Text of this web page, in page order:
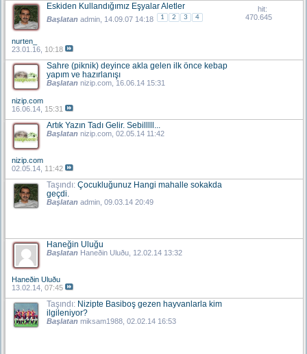
Eskiden Kullandığımız Eşyalar Aletler
Başlatan admin , 14.09.07 14:18 1 2 3 4
hit:
470.645
nurten_
23.01.16, 10:18
Sahre (piknik) deyince akla gelen ilk önce kebap
yapım ve hazırlanışı
Başlatan nizip.com , 16.06.14 15:31
nizip.com
16.06.14, 15:31
Artık Yazın Tadı Gelir. Sebilllll...
Başlatan nizip.com , 02.05.14 11:42
nizip.com
02.05.14, 11:42
Taşındı: Çocukluğunuz Hangi mahalle sokakda
geçdi.
Başlatan admin , 09.03.14 20:49
Haneğin Uluğu
Başlatan Haneðin Uluðu , 12.02.14 13:32
Haneðin Uluðu
13.02.14, 07:45
Taşındı: Nizipte Basiboş gezen hayvanlarla kim
ilgileniyor?
Başlatan miksam1988 , 02.02.14 16:53